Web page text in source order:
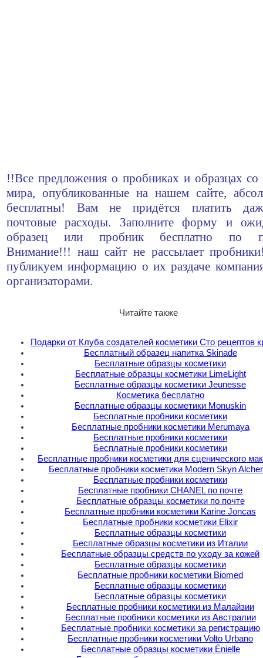
!!Все предложения о пробниках и образцах со
мира, опубликованные на нашем сайте,
бесплатны! Вам не придётся платить
почтовые расходы. Заполните форму и
образец или пробник бесплатно по
Внимание!!! наш сайт не рассылает
публикуем информацию о их раздаче
организаторами.
Читайте также
Подарки от Клуба создателей косметики Сто рецептов
Бесплатный образец напитка Skinade
Бесплатные образцы косметики
Бесплатные образцы косметики LimeLight
Бесплатные образцы косметики Jeunesse
Косметика бесплатно
Бесплатные образцы косметики Monuskin
Бесплатные пробники косметики
Бесплатные пробники косметики Merumaya
Бесплатные пробники косметики
Бесплатные пробники косметики
Бесплатные пробники косметики для сценического
Бесплатные пробники косметики Modern Skyn
Бесплатные пробники косметики
Бесплатные пробники CHANEL по почте
Бесплатные образцы косметики по почте
Бесплатные пробники косметики Karine Joncas
Бесплатные пробники косметики Elixir
Бесплатные образцы косметики
Бесплатные образцы косметики из Италии
Бесплатные образцы средств по уходу за кожей
Бесплатные образцы косметики
Бесплатные пробники косметики Biomed
Бесплатные образцы косметики
Бесплатные образцы косметики
Бесплатные пробники косметики из Малайзии
Бесплатные пробники косметики из Австралии
Бесплатные пробники косметики за регистрацию
Бесплатные пробники косметики Volto Urbano
Бесплатные образцы косметики Énielle